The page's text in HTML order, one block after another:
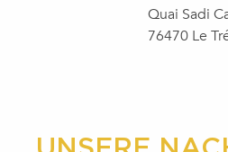
Quai Sadi
76470 Le
UNSERE